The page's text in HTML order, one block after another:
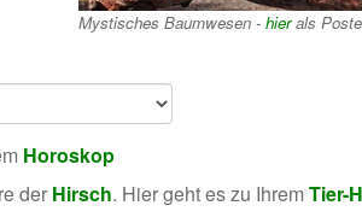
Mystisches Baumwesen - hierals
Horoskop
der Hirsch. Hier geht es zu Ihrem Tier-